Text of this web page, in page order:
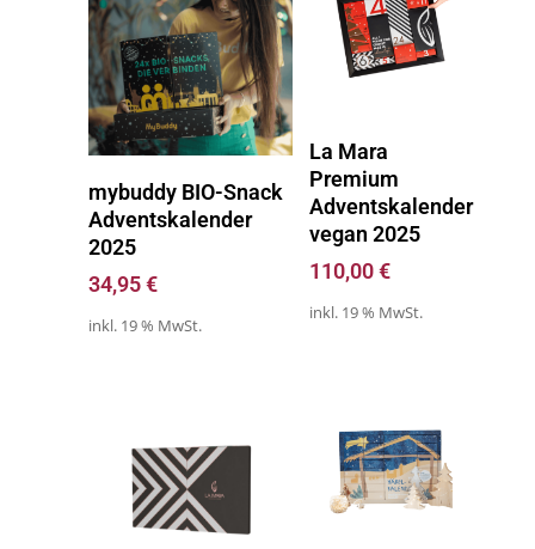
mybuddy BIO-Snack
Adventskalender
2025
34,95€
inkl. 19 % MwSt.
La Mara
Premium
Adventskalender
vegan 2025
110,00€
inkl. 19 % MwSt.